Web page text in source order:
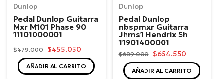
Dunlop
Pedal Dunlop Guitarra
Mxr M101 Phase 90
11101000001
$479.000 $455.050
AÑADIR AL CARRITO
Dunlop
Pedal Dunlop
nbspmxr Guitarra
Jhms1 Hendrix Sh
11901400001
$689.000 $654.550
AÑADIR AL CARRITO